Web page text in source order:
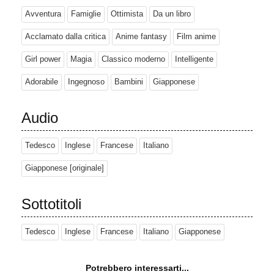
si precipita sulla scena e, dopo aver preso in prestito una scopa
da uno spazzino di passaggio, riacquista la fiducia e i poteri che le
permettono di salvare Tombo. Riprende il suo servizio di
consegne e scrive ai suoi genitori per dire loro che sta facendo
bene il suo addestramento.
Avventura Famiglie Ottimista Da un libro
Acclamato dalla critica Anime fantasy Film anime
Girl power Magia Classico moderno Intelligente
Adorabile Ingegnoso Bambini Giapponese
Audio
Tedesco Inglese Francese Italiano
Giapponese [originale]
Sottotitoli
Tedesco Inglese Francese Italiano Giapponese
Potrebbero interessarti...